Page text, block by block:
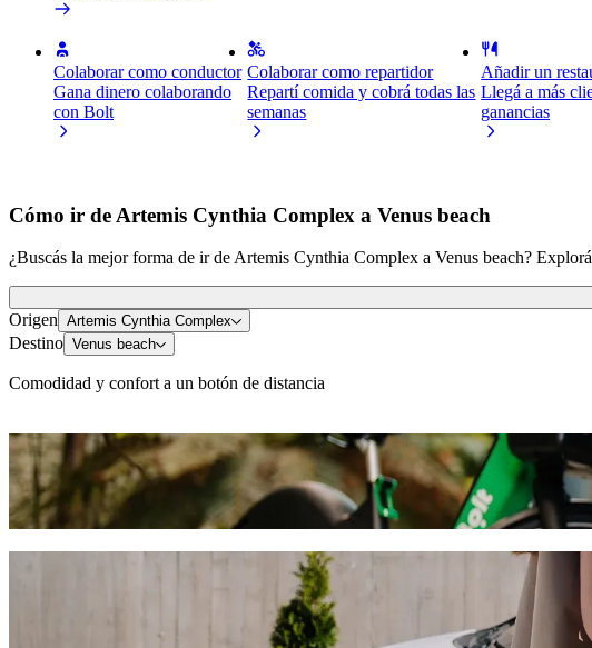
Colaborar como conductor
Gana dinero colaborando
con Bolt
Colaborar como repartidor
Repartí comida y cobrá todas las
semanas
Añadir un
Llegá a más
ganancias
Cómo ir de Artemis Cynthia Complex a Venus beach
¿Buscás la mejor forma de ir de Artemis Cynthia Complex a Venus beach?
Origen Artemis Cynthia Complex
Destino Venus beach
Comodidad y confort a un botón de distancia
Patinetes o bicis eléctricos
Movilizate por Pafos en scooters o bicicletas eléctricas
Descargar la app de Bolt
Andá de Artemis Cynthia Complex a Venus
Te recomendamos que elijas el servicio de viajes de Bolt si buscás el mejor
ocasión, encontraremos el vehículo perfecto para vos.